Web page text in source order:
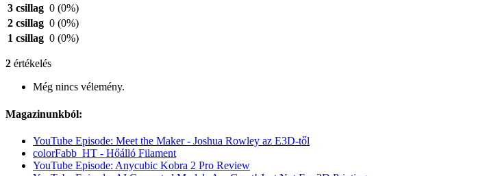
3 csillag 0 (0%)
2 csillag 0 (0%)
1 csillag 0 (0%)
2 értékelés
Még nincs vélemény.
Magazinunkból:
YouTube Episode: Meet the Maker - Joshua Rowley az E3D-től
colorFabb_HT - Hőálló Filament
YouTube Episode: Anycubic Kobra 2 Pro Review